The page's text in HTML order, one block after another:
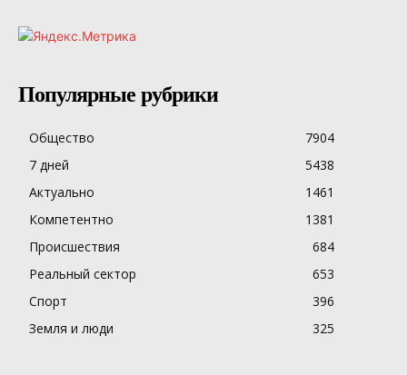
Популярные рубрики
Общество
7904
7 дней
5438
Актуально
1461
Компетентно
1381
Происшествия
684
Реальный сектор
653
Спорт
396
Земля и люди
325